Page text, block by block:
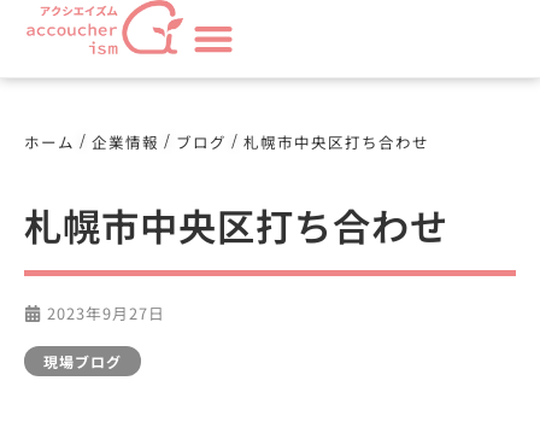
ホーム / 企業情報 / ブログ / 札幌市中央区打ち合わせ
札幌市中央区打ち合わせ
2023年9月27日
現場ブログ